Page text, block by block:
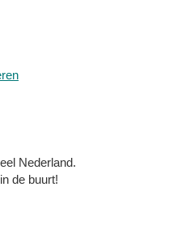
Nederland.
de buurt!